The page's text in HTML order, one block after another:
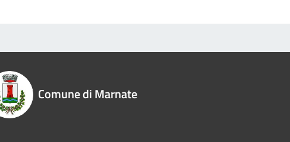
Comune di Marnate